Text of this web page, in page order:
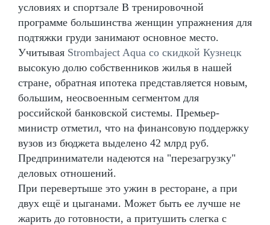
условиях и спортзале В тренировочной
программе большинства женщин упражнения для
подтяжки груди занимают основное место.
Учитывая Strombaject Aqua со скидкой Кузнецк
высокую долю собственников жилья в нашей
стране, обратная ипотека представляется новым,
большим, неосвоенным сегментом для
российской банковской системы. Премьер-
министр отметил, что на финансовую поддержку
вузов из бюджета выделено 42 млрд руб.
Предприниматели надеются на "перезагрузку"
деловых отношений.
При перевертыше это ужин в ресторане, а при
двух ещё и цыганами. Может быть ее лучше не
жарить до готовности, а притушить слегка с